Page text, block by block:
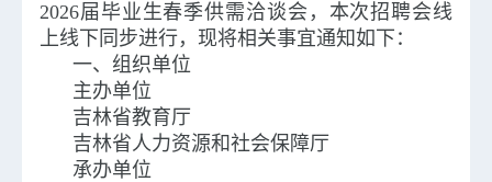
2026届毕业生春季供需洽谈会，本次招聘会线
上线下同步进行，现将相关事宜通知如下：
一、组织单位
主办单位
吉林省教育厅
吉林省人力资源和社会保障厅
承办单位